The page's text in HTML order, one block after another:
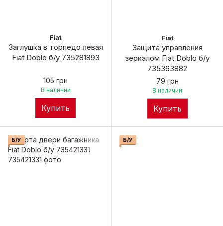
Fiat
Заглушка в торпедо левая
Fiat Doblo б/у 735281893
105 грн
В наличии
Купить
Fiat
Защита управления
зеркалом Fiat Doblo б/у
735363882
79 грн
В наличии
Купить
Б/У Б/У